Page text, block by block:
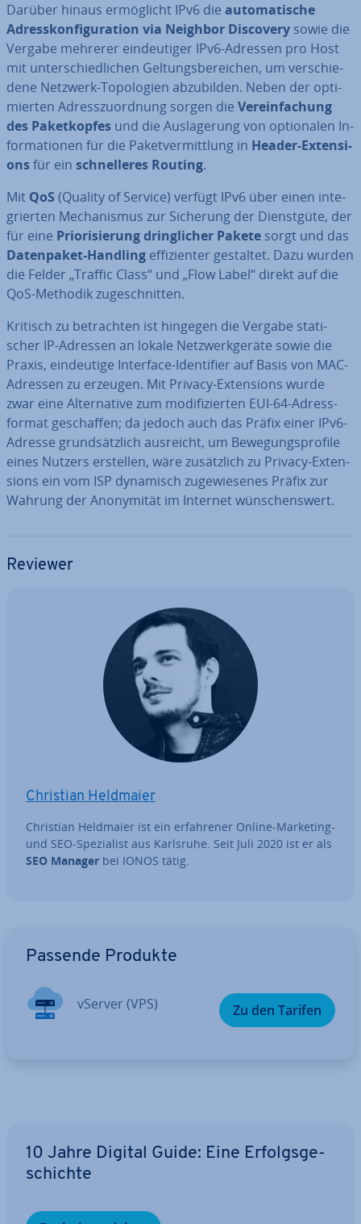
Darüber hinaus er­mög­licht IPv6 die au­to­ma­ti­sche
Adress­kon­fi­gu­ra­ti­on via Neighbor Discovery sowie die
Vergabe mehrerer ein­deu­ti­ger IPv6-Adressen pro Host
mit un­ter­schied­li­chen Gel­tungs­be­rei­chen, um ver­schie­
de­ne Netzwerk-To­po­lo­gien ab­zu­bil­den. Neben der op­ti­
mier­ten Adress­zu­ord­nung sorgen die Ver­ein­fa­chung
des Pa­ket­kop­fes und die Aus­la­ge­rung von op­tio­na­len In­
for­ma­tio­nen für die Pa­ket­ver­mitt­lung in Header-Ex­ten­si­
onsfür ein schnel­le­res Routing.
Mit QoS (Quality of Service) verfügt IPv6 über einen in­te­
grier­ten Me­cha­nis­mus zur Sicherung der Dienst­gü­te, der
für eine Prio­ri­sie­rung dring­li­cher Pakete sorgt und das
Da­ten­pa­ket-Handling ef­fi­zi­en­ter gestaltet. Dazu wurden
die Felder „Traffic Class“ und „Flow Label“ direkt auf die
QoS-Methodik zu­ge­schnit­ten.
Kritisch zu be­trach­ten ist hingegen die Vergabe sta­ti­
scher IP-Adressen an lokale Netz­werk­ge­rä­te sowie die
Praxis, ein­deu­ti­ge Interface-Iden­ti­fier auf Basis von MAC-
Adressen zu erzeugen. Mit Privacy-Ex­ten­si­ons wurde
zwar eine Al­ter­na­ti­ve zum mo­di­fi­zier­ten EUI-64-Adress­
for­mat ge­schaf­fen; da jedoch auch das Präfix einer IPv6-
Adresse grund­sätz­lich ausreicht, um Be­we­gungs­pro­fi­le
eines Nutzers erstellen, wäre zu­sätz­lich zu Privacy-Ex­ten­
si­ons ein vom ISP dynamisch zu­ge­wie­se­nes Präfix zur
Wahrung der An­ony­mi­tät im Internet wün­schens­wert.
Reviewer
Christian Heldmaier
Christian Heldmaier ist ein er­fah­re­ner Online-Marketing-
und SEO-Spe­zia­list aus Karlsruhe. Seit Juli 2020 ist er als
SEO Manager bei IONOS tätig.
Passende Produkte
vServer (VPS) Zu den Tarifen
10 Jahre Digital Guide: Eine Er­folgs­ge­
schich­te